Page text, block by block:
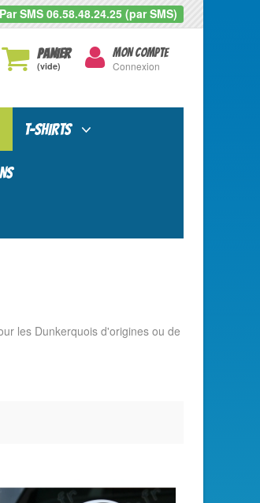
Par SMS 06.58.48.24.25 (par SMS)
Mon
compte
MON COMPTE
Connexion
PANIER
(vide)
T-SHIRTS
les Dunkerquois d'origines ou de